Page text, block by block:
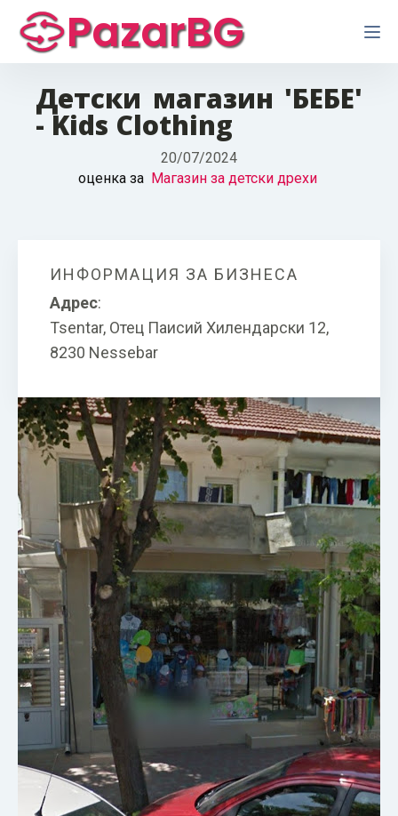
PazarBG
Детски магазин 'БЕБЕ'
- Kids Clothing
20/07/2024
оценка за Магазин за детски дрехи
ИНФОРМАЦИЯ ЗА БИЗНЕСА
Адрес:
Tsentar, Отец Паисий Хилендарски 12,
8230 Nessebar